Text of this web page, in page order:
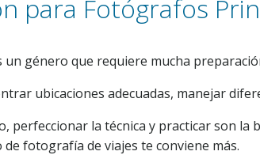
para Fotógrafos
un género que requiere mucha
ubicaciones adecuadas, manejar
perfeccionar la técnica y practicar son la
fotografía de viajes te conviene más.